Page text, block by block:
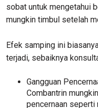
sobat untuk mengetahui
mungkin timbul setelah
Efek samping ini
terjadi, sebaiknya
Gangguan
Combantrin
pencernaan seperti